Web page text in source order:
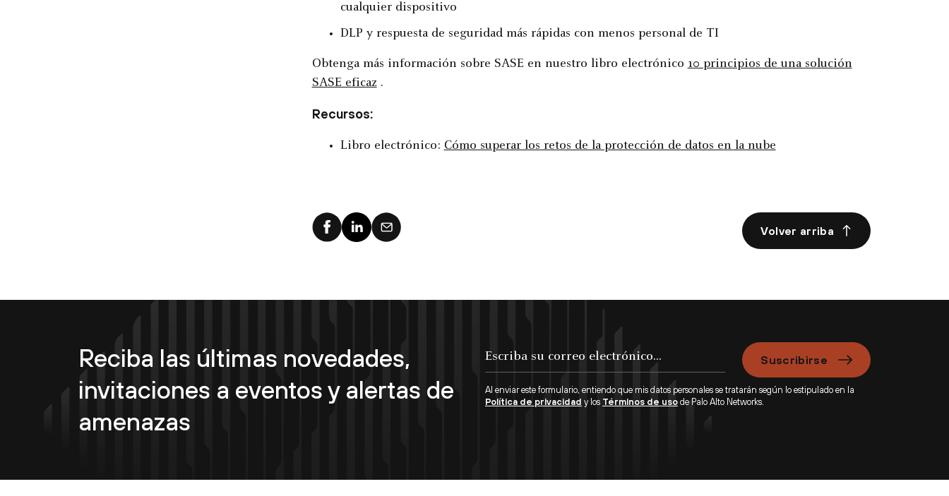
cualquier dispositivo
DLP y respuesta de seguridad más rápidas con menos personal de TI
Obtenga más información sobre SASE en nuestro libro electrónico 10 principios de una solución
SASE eficaz.
Recursos:
Libro electrónico: Cómo superar los retos de la protección de datos en la nube
Volver arriba
Reciba las últimas novedades,
invitaciones a eventos y alertas de
amenazas
Suscribirse
Al enviar este formulario, entiendo que mis datos personales se tratarán según lo estipulado en la
Política de privacidad y los Términos de uso de Palo Alto Networks.